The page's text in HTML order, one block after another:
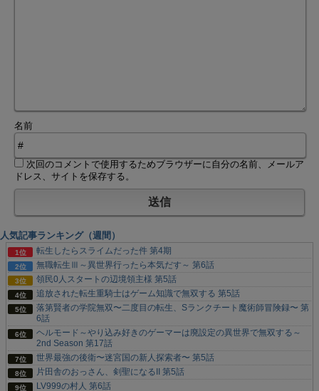
名前
次回のコメントで使用するためブラウザーに自分の名前、メールア
ドレス、サイトを保存する。
人気記事ランキング（週間）
転生したらスライムだった件 第4期
無職転生Ⅲ～異世界行ったら本気だす～ 第6話
領民0人スタートの辺境領主様 第5話
追放された転生重騎士はゲーム知識で無双する 第5話
落第賢者の学院無双〜二度目の転生、Sランクチート魔術師冒険録〜 第
6話
ヘルモード～やり込み好きのゲーマーは廃設定の異世界で無双する～
2nd Season 第17話
世界最強の後衛〜迷宮国の新人探索者〜 第5話
片田舎のおっさん、剣聖になるII 第5話
LV999の村人 第6話